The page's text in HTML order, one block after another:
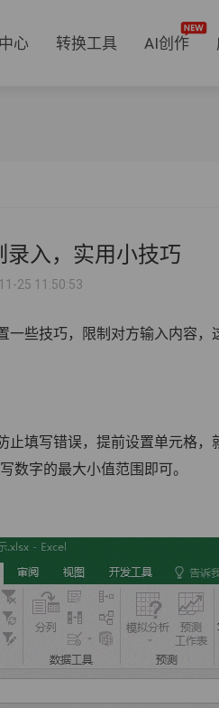
心 转换工具 AI创作
录入，实用小技巧
25 11:50:53
些技巧，限制对方输入内容，
填写错误，提前设置单元格，
数字的最大小值范围即可。